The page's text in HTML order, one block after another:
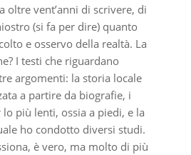
oltre vent’anni di scrivere, di
(si fa per dire) quanto
e osservo della realtà. La
I testi che riguardano
argomenti: la storia locale
a partire da biografie, i
più lenti, ossia a piedi, e la
ho condotto diversi studi.
è vero, ma molto di più